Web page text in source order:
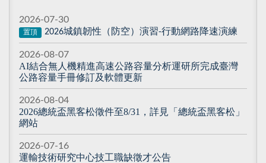
2026-07-30
置頂 2026城鎮韌性（防空）演習-行動網路降速演練
2026-08-07
AI結合無人機精進高速公路容量分析運研所完成臺灣
公路容量手冊修訂及軟體更新
2026-08-04
2026總統盃黑客松徵件至8/31，詳見「總統盃黑客松」
網站
2026-07-16
運輸技術研究中心技工職缺徵才公告